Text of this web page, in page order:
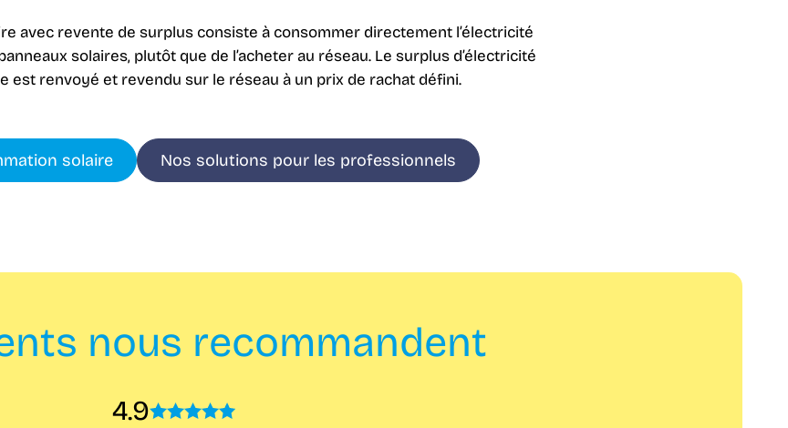
avec revente de surplus consiste à consommer directement l’électricité
solaires, plutôt que de l’acheter au réseau. Le surplus d’électricité
est renvoyé et revendu sur le réseau à un prix de rachat défini.
solaire Nos solutions pour les professionnels
nous recommandent
4.9